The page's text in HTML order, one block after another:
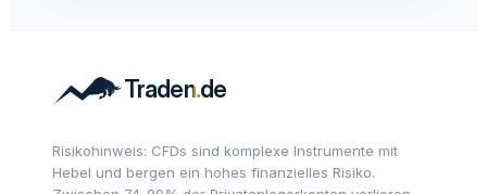
Risikohinweis: CFDs sind komplexe Instrumente mit
Hebel und bergen ein hohes finanzielles Risiko.